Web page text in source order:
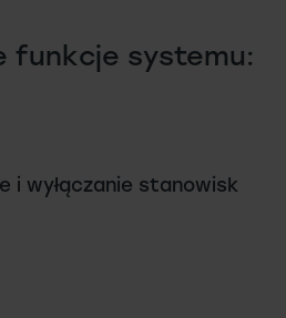
funkcje systemu:
i wyłączanie stanowisk